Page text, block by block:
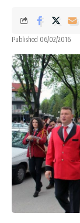
Published 06/02/2016